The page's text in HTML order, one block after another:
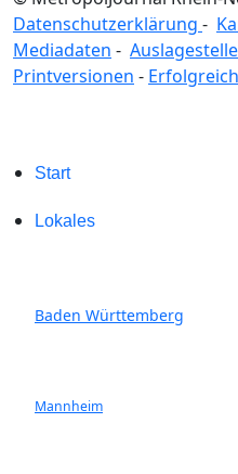
Datenschutzerklärung -
Mediadaten -
Printversionen -
Start
Lokales
Baden Württemberg
Mannheim